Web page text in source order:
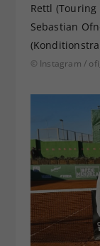
Rettl (Touring
Sebastian
© Instagram /